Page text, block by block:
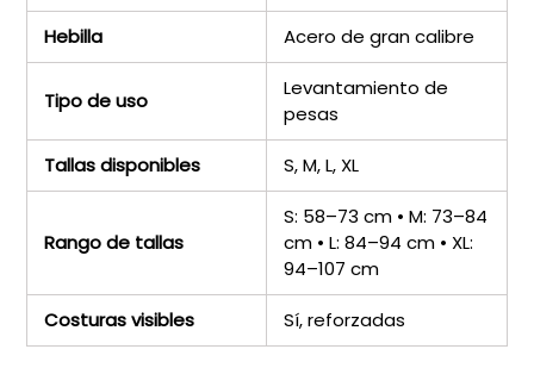
Hebilla Acero de gran calibre
Tipo de uso
Levantamiento de
pesas
Tallas disponibles S, M, L, XL
Rango de tallas
S: 58–73 cm • M: 73–84
cm • L: 84–94 cm • XL:
94–107 cm
Costuras visibles Sí, reforzadas